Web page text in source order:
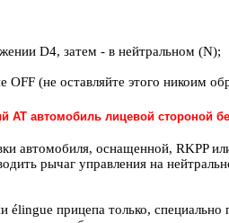
D4, затем - в нейтральном (N);
OFF (не оставляйте этого никоим
AT автомобиль лицевой стороной
автомобиля, оснащенной, RKPP
рычаг управления на
прицепа только, специально